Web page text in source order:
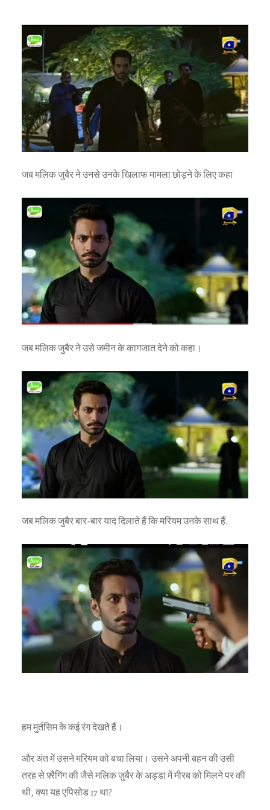
जब मलिक जुबैर ने उनसे उनके खिलाफ मामला छोड़ने के लिए कहा
जब मलिक जुबैर ने उसे जमीन के कागजात देने को कहा।
जब मलिक जुबैर बार-बार याद दिलाते हैं कि मरियम उनके साथ हैं.
हम मुर्तसिम के कई रंग देखते हैं।
और अंत में उसने मरियम को बचा लिया। उसने अपनी बहन की उसी
तरह से फ़्रैगिंग की जैसे मलिक ज़ुबैर के अड्डा में मीरब को मिलने पर की
थी, क्या यह एपिसोड 17 था?